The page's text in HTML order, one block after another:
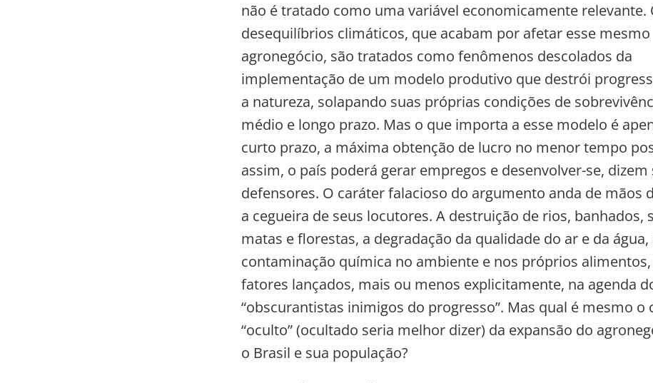
não é tratado como uma variável economicamente relevante.
desequilíbrios climáticos, que acabam por afetar esse mesmo
agronegócio, são tratados como fenômenos descolados da
implementação de um modelo produtivo que destrói
a natureza, solapando suas próprias condições de
médio e longo prazo. Mas o que importa a esse modelo é
curto prazo, a máxima obtenção de lucro no menor tempo
assim, o país poderá gerar empregos e desenvolver-se, dizem
defensores. O caráter falacioso do argumento anda de mãos
a cegueira de seus locutores. A destruição de rios, banhados,
matas e florestas, a degradação da qualidade do ar e da água,
contaminação química no ambiente e nos próprios alimentos,
fatores lançados, mais ou menos explicitamente, na agenda
“obscurantistas inimigos do progresso”. Mas qual é mesmo o
“oculto” (ocultado seria melhor dizer) da expansão do
o Brasil e sua população?